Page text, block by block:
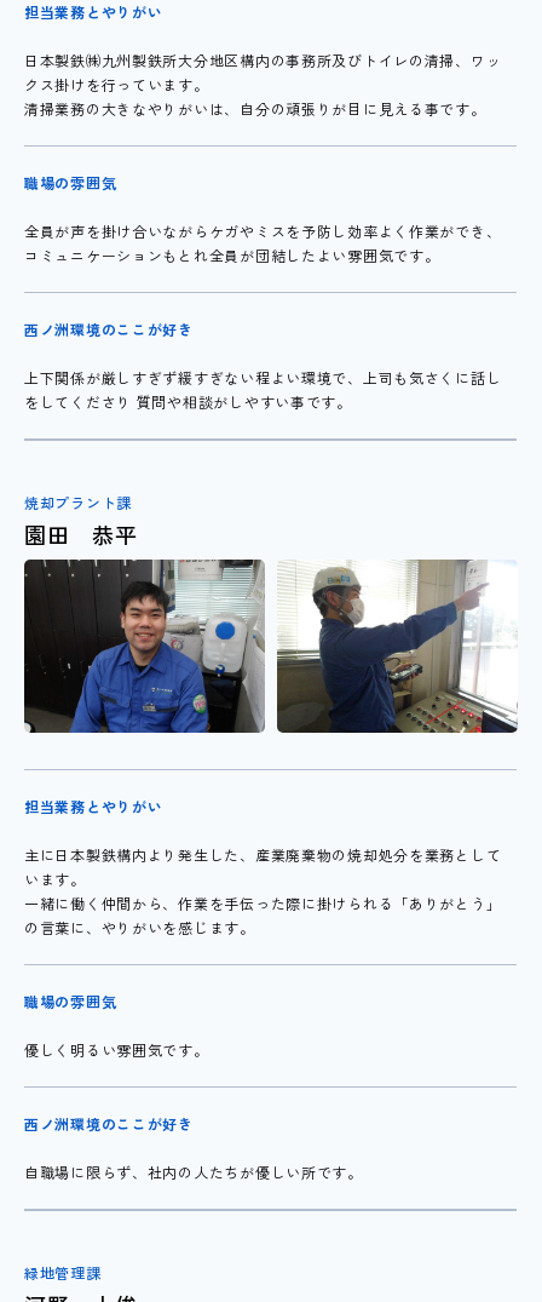
担当業務とやりがい
日本製鉄㈱九州製鉄所大分地区構内の事務所及びトイレの清掃、ワッ
クス掛けを行っています。
清掃業務の大きなやりがいは、自分の頑張りが目に見える事です。
職場の雰囲気
全員が声を掛け合いながらケガやミスを予防し効率よく作業ができ、
コミュニケーションもとれ全員が団結したよい雰囲気です。
西ノ洲環境のここが好き
上下関係が厳しすぎず緩すぎない程よい環境で、上司も気さくに話し
をしてくださり 質問や相談がしやすい事です。
焼却プラント課
園田 恭平
担当業務とやりがい
主に日本製鉄構内より発生した、産業廃棄物の焼却処分を業務として
います。
一緒に働く仲間から、作業を手伝った際に掛けられる「ありがとう」
の言葉に、やりがいを感じます。
職場の雰囲気
優しく明るい雰囲気です。
西ノ洲環境のここが好き
自職場に限らず、社内の人たちが優しい所です。
緑地管理課